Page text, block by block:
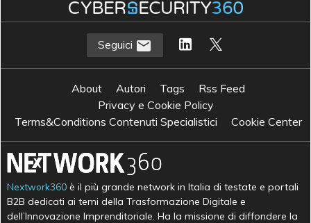
Seguici
About Autori Tags
Rss Feed
Privacy e Cookie Policy
Terms&Conditions Contenuti Specialistici
Cookie Center
Nextwork360 è il più grande network in Italia di testate e portali
B2B dedicati ai temi della Trasformazione Digitale e
dell’Innovazione Imprenditoriale. Ha la missione di diffondere la